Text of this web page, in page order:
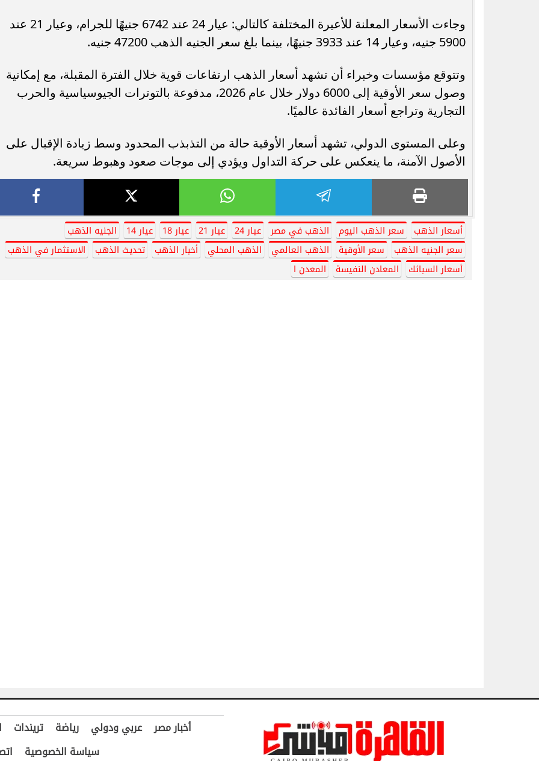
وجاءت الأسعار المعلنة للأعيرة المختلفة كالتالي: عيار 24 عند 6742 جنيهًا للجرام، وعيار 21 عند
5900 جنيه، وعيار 14 عند 3933 جنيهًا، بينما بلغ سعر الجنيه الذهب 47200 جنيه.
وتتوقع مؤسسات وخبراء أن تشهد أسعار الذهب ارتفاعات قوية خلال الفترة المقبلة، مع إمكانية
وصول سعر الأوقية إلى 6000 دولار خلال عام 2026، مدفوعة بالتوترات الجيوسياسية والحرب
التجارية وتراجع أسعار الفائدة عالميًا.
وعلى المستوى الدولي، تشهد أسعار الأوقية حالة من التذبذب المحدود وسط زيادة الإقبال على
الأصول الآمنة، ما ينعكس على حركة التداول ويؤدي إلى موجات صعود وهبوط سريعة.
أسعار الذهب سعر الذهب اليوم الذهب في مصر عيار 24 عيار 21 عيار 18 عيار 14
الجنيه الذهب
سعر الجنيه الذهب
سعر الأوقية الذهب العالمي الذهب المحلي أخبار الذهب تحديث الذهب
الاستثمار في الذهب
أسعار السبائك
المعادن النفيسة المعدن ا
رسميًا.. جدول امتحانات الشهادة الإعدادية
الدور الثاني بالقاهرة 2026
تنسيق الطب 2026.. الحدود المتوقعة في
الجامعات الحكومية والأهلية والخاصة
مجموعك يدخلك إيه؟.. مؤشرات
الجامعات الحكومية والأهلية والخاصة 2026
أخبار مصر عربي ودولي رياضة تريندات
سياسة الخصوصية